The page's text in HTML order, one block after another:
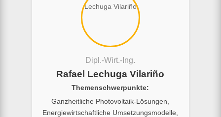
Dipl.-Wirt.-Ing.
Rafael Lechuga Vilariño
Themenschwerpunkte:
Ganzheitliche Photovoltaik-Lösungen,
Energiewirtschaftliche Umsetzungsmodelle,